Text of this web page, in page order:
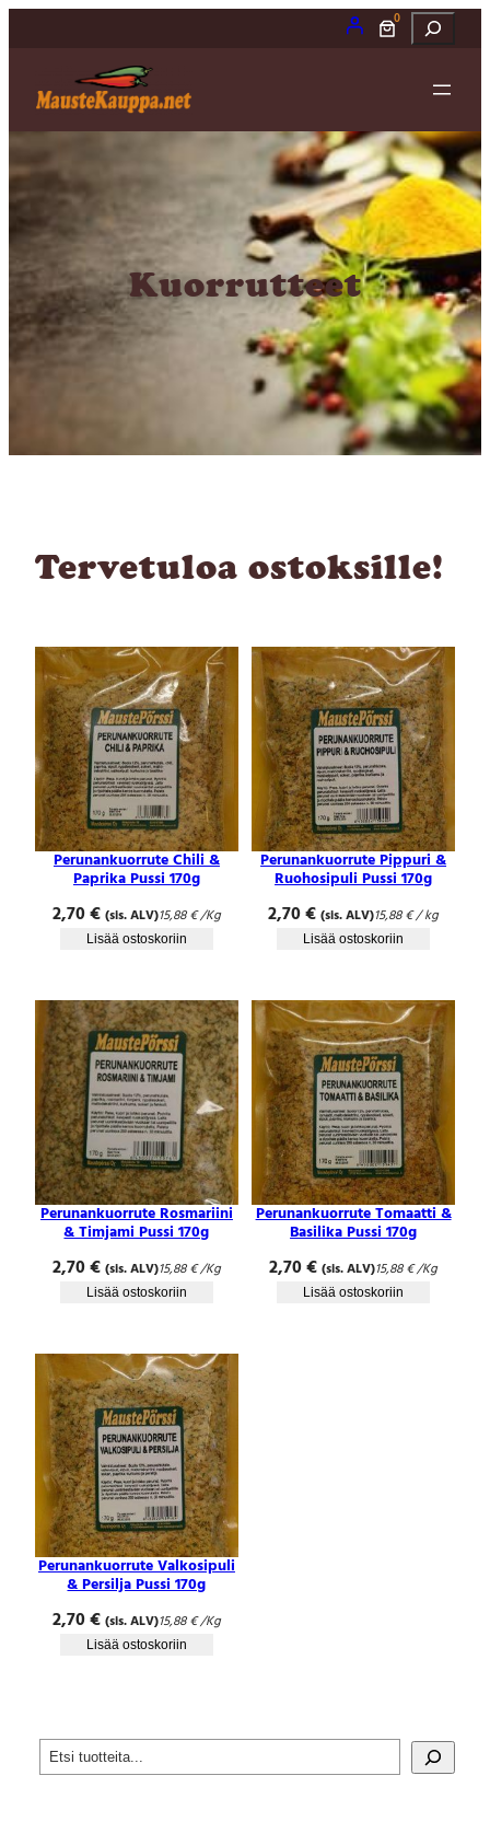
0 Etsi
Kuorrutteet
e
Tervetuloa ostoksille!
Perunankuorrute Chili &
Paprika Pussi 170g
2,70€ (sis. ALV)15,88€/Kg
Lisää ostoskoriin
Perunankuorrute Pippuri &
Ruohosipuli Pussi 170g
2,70€ (sis. ALV)15,88€/ kg
Lisää ostoskoriin
Perunankuorrute Rosmariini
& Timjami Pussi 170g
2,70€ (sis. ALV)15,88€/Kg
Lisää ostoskoriin
Perunankuorrute Tomaatti &
Basilika Pussi 170g
2,70€ (sis. ALV)15,88€/Kg
Lisää ostoskoriin
Perunankuorrute Valkosipuli
& Persilja Pussi 170g
2,70€ (sis. ALV)15,88€/Kg
Lisää ostoskoriin